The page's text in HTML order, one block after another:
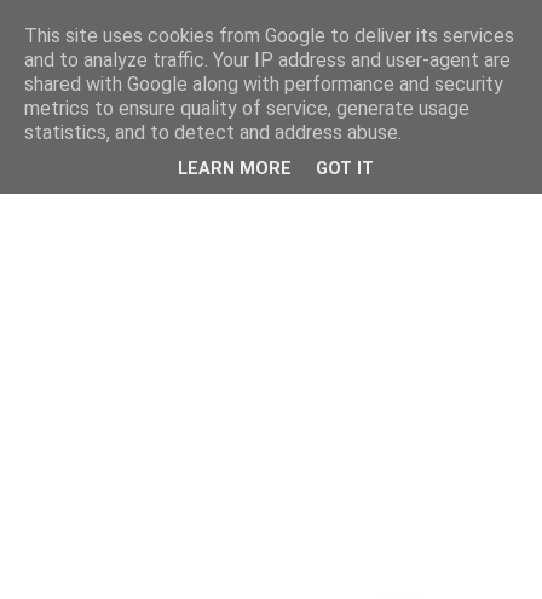
This site uses cookies from Google to deliver its services
and to analyze traffic. Your IP address and user-agent are
shared with Google along with performance and security
metrics to ensure quality of service, generate usage
statistics, and to detect and address abuse.
LEARN MORE GOT IT